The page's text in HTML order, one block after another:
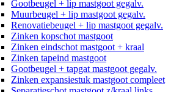
Gootbeugel + lip mastgoot gegalv.
Muurbeugel + lip mastgoot gegalv.
Renovatiebeugel + lip mastgoot gegalv.
Zinken kopschot mastgoot
Zinken eindschot mastgoot + kraal
Zinken tapeind mastgoot
Gootbeugel + tapgat mastgoot gegalv.
Zinken expansiestuk mastgoot compleet